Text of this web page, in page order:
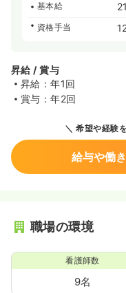
基本給
資格手当
昇給 / 賞与
昇給：年1回
賞与：年2回
希望や経験
給与や働
職場の環境
看護師数
9名